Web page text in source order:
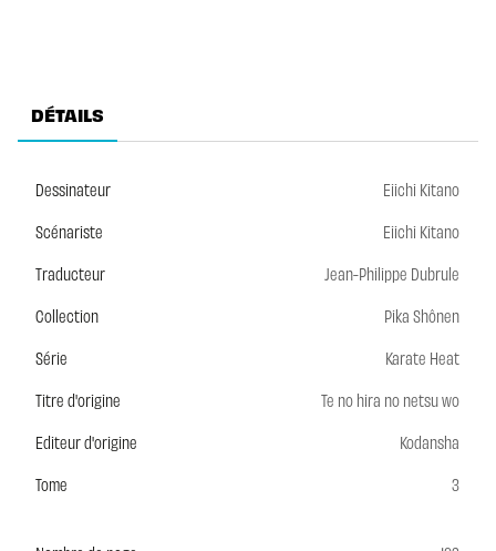
DÉTAILS
Dessinateur
Eiichi Kitano
Scénariste
Eiichi Kitano
Traducteur
Jean-Philippe Dubrule
Collection
Pika Shônen
Série
Karate Heat
Titre d'origine
Te no hira no netsu wo
Editeur d'origine
Kodansha
Tome
3